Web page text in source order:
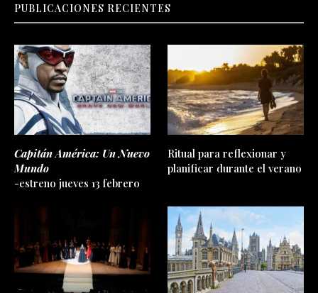
PUBLICACIONES RECIENTES
Capitán América: Un Nuevo
Mundo
-estreno jueves 13 febrero
Ritual para reflexionar y
planificar durante el verano